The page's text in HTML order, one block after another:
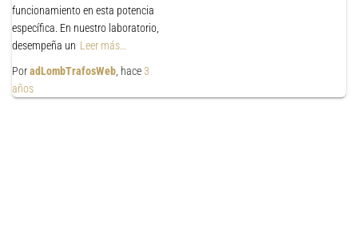
funcionamiento en esta potencia
específica. En nuestro laboratorio,
desempeña un Leer más…
PoradLombTrafosWeb , hace3
años